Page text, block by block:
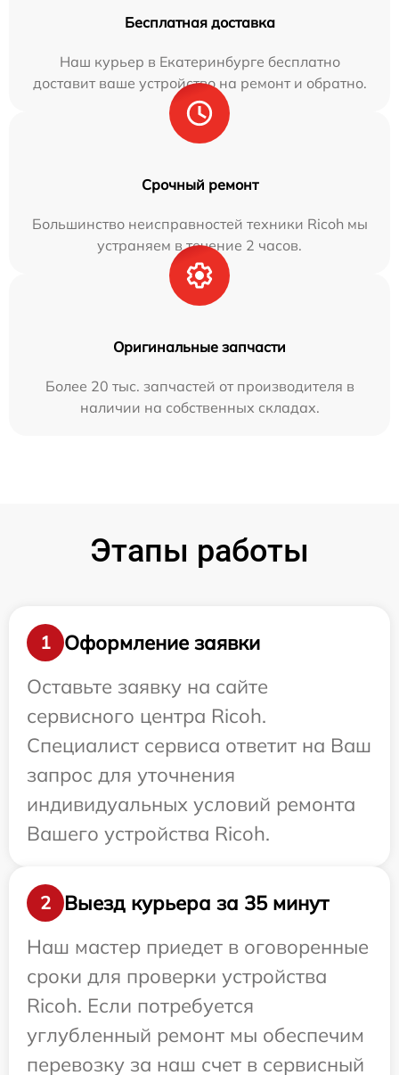
Бесплатная доставка
Наш курьер в Екатеринбурге бесплатно
доставит ваше устройство на ремонт и обратно.
Срочный ремонт
Большинство неисправностей техники Ricoh мы
устраняем в течение 2 часов.
Оригинальные запчасти
Более 20 тыс. запчастей от производителя в
наличии на собственных складах.
Этапы работы
1
Оформление заявки
Оставьте заявку на сайте
сервисного центра Ricoh.
Специалист сервиса ответит на Ваш
запрос для уточнения
индивидуальных условий ремонта
Вашего устройства Ricoh.
2
Выезд курьера за 35 минут
Наш мастер приедет в оговоренные
сроки для проверки устройства
Ricoh. Если потребуется
углубленный ремонт мы обеспечим
перевозку за наш счет в сервисный